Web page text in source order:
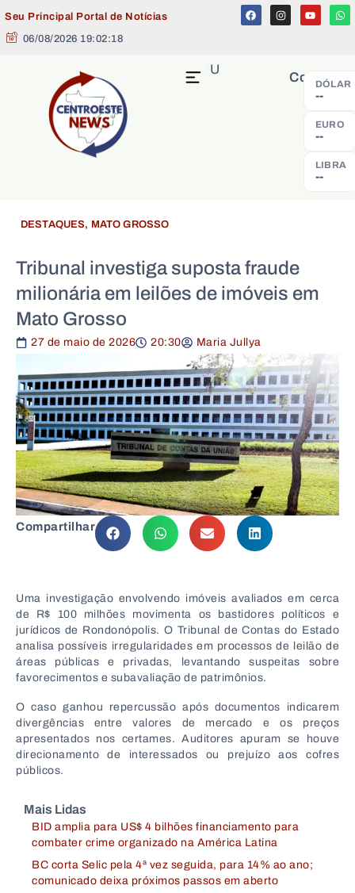
Seu Principal Portal de Notícias
06/08/2026 19:02:18
Cotação
DÓLAR
--
EURO
--
LIBRA
--
MENU
DESTAQUES, MATO GROSSO
Tribunal investiga suposta fraude
milionária em leilões de imóveis em
Mato Grosso
27 de maio de 2026 20:30 Maria Jullya
Compartilhar
Uma investigação envolvendo imóveis avaliados em cerca
de R$ 100 milhões movimenta os bastidores políticos e
jurídicos de Rondonópolis. O Tribunal de Contas do Estado
analisa possíveis irregularidades em processos de leilão de
áreas públicas e privadas, levantando suspeitas sobre
favorecimentos e subavaliação de patrimônios.
O caso ganhou repercussão após documentos indicarem
divergências entre valores de mercado e os preços
apresentados nos certames. Auditores apuram se houve
direcionamento de interessados ou prejuízo aos cofres
públicos.
Mais Lidas
BID amplia para US$ 4 bilhões financiamento para
combater crime organizado na América Latina
BC corta Selic pela 4ª vez seguida, para 14% ao ano;
comunicado deixa próximos passos em aberto